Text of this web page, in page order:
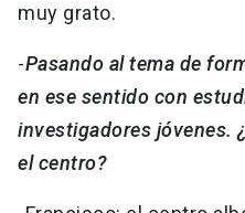
muy grato.
-Pasando al tema de
en ese sentido con
investigadores jóvenes.
el centro?